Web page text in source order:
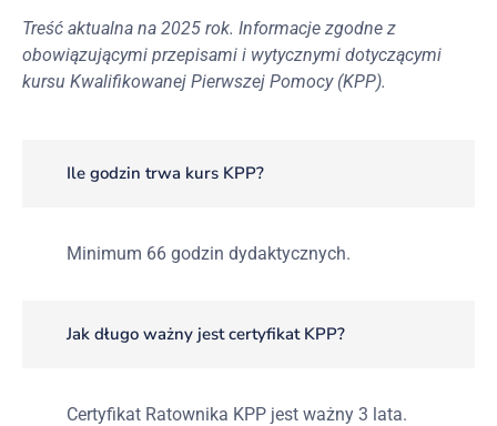
Treść aktualna na 2025 rok. Informacje zgodne z
obowiązującymi przepisami i wytycznymi dotyczącymi
kursu Kwalifikowanej Pierwszej Pomocy (KPP).
Ile godzin trwa kurs KPP?
Minimum 66 godzin dydaktycznych.
Jak długo ważny jest certyfikat KPP?
Certyfikat Ratownika KPP jest ważny 3 lata.